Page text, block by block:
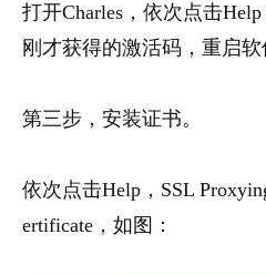
打开Charles，依次点击Help
刚才获得的激活码，重启软
第三步，安装证书。
依次点击Help，SSL
ertificate，如图：